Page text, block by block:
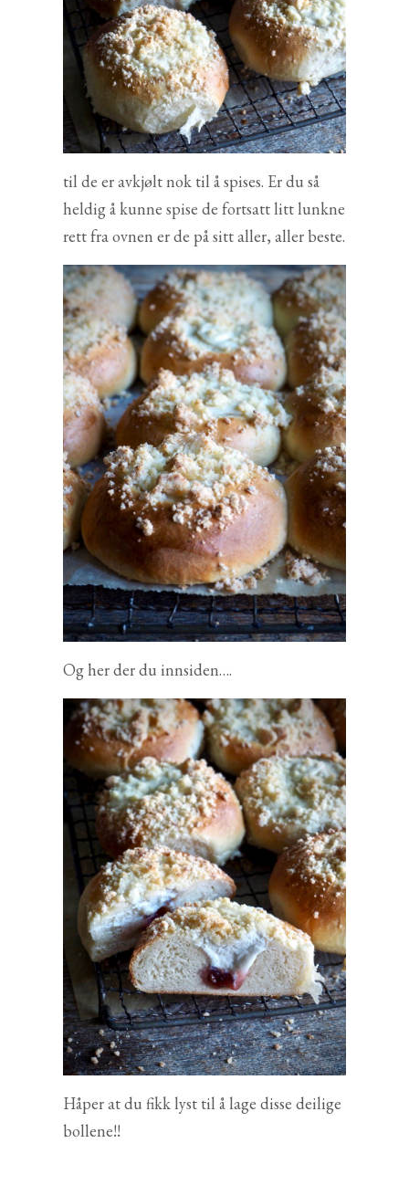
til de er avkjølt nok til å spises. Er du så
heldig å kunne spise de fortsatt litt lunkne
rett fra ovnen er de på sitt aller, aller beste.
Og her der du innsiden….
Håper at du fikk lyst til å lage disse deilige
bollene!!